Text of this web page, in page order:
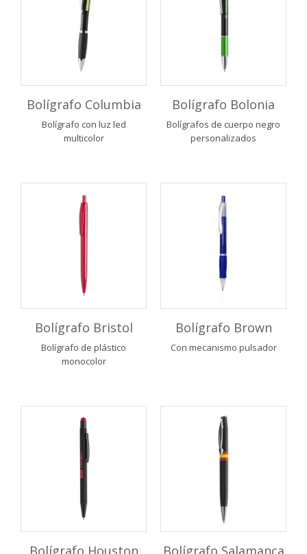
Bolígrafo Columbia
Bolígrafo con luz led
multicolor
Bolígrafo Bolonia
Bolígrafos de cuerpo negro
personalizados
Bolígrafo Bristol
Bolígrafo de plástico
monocolor
Bolígrafo Brown
Con mecanismo pulsador
Bolígrafo Houston Bolígrafo Salamanca